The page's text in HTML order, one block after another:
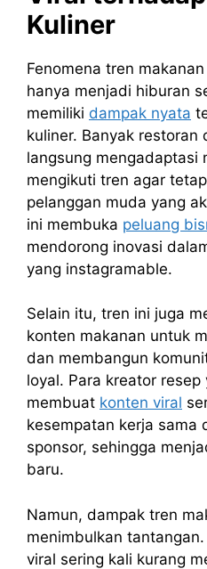
Kuliner
Fenomena tren
hanya menjadi hiburan
memiliki dampak nyata
kuliner. Banyak restoran
langsung mengadaptasi
mengikuti tren agar
pelanggan muda yang
ini membuka peluang
mendorong inovasi
yang instagramable.
Selain itu, tren ini juga
konten makanan untuk
dan membangun
loyal. Para kreator resep
membuat konten viral
kesempatan kerja sama
sponsor, sehingga
baru.
Namun, dampak tren
menimbulkan
viral sering kali kurang